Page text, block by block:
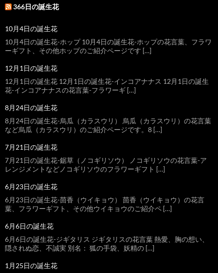
366日の誕生花
10月4日の誕生花
10月4日の誕生花-ホップ 10月4日の誕生花-ホップの花言葉、フラワ
ーギフト、その他ホップのご紹介ページです […]
12月1日の誕生花
12月1日の誕生花 12月1日の誕生花-インコアナナス 12月1日の誕生
花-インコアナナスの花言葉-フラワーギ […]
8月24日の誕生花
8月24日の誕生花-烏瓜（カラスウリ） 烏瓜（カラスウリ）の花言葉
など烏瓜（カラスウリ）のご紹介ページです。8 […]
7月21日の誕生花
7月21日の誕生花-鋸草（ノコギリソウ） ノコギリソウの花言葉-ア
レンジメントなどノコギリソウのフラワーギフト […]
6月23日の誕生花
6月23日の誕生花-茴香（ウイキョウ） 茴香（ウイキョウ）の花言
葉、フラワーギフト、その他ウイキョウのご紹介ペ […]
6月6日の誕生花
6月6日の誕生花-ジギタリス ジギタリスの花言葉 熱愛、胸の想い、
隠されぬ恋、不誠実 別名： 狐の手袋、妖精の […]
1月25日の誕生花